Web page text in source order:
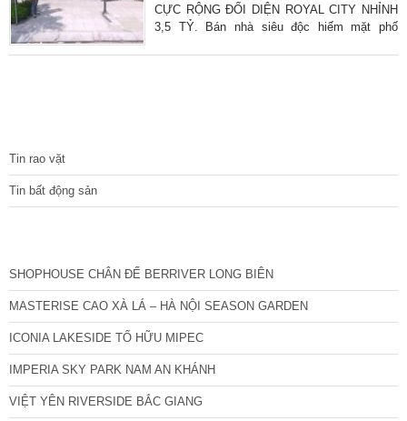
CỰC RỘNG ĐỐI DIỆN ROYAL CITY NHỈNH
3,5 TỶ. Bán nhà siêu độc hiếm mặt phố
Tin rao vặt
Tin bất động sản
SHOPHOUSE CHÂN ĐẾ BERRIVER LONG BIÊN
MASTERISE CAO XÀ LÁ – HÀ NỘI SEASON GARDEN
ICONIA LAKESIDE TỐ HỮU MIPEC
IMPERIA SKY PARK NAM AN KHÁNH
VIỆT YÊN RIVERSIDE BẮC GIANG